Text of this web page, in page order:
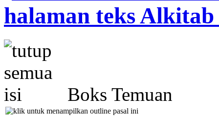
Boks Temuan